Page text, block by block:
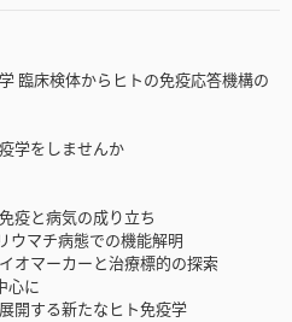
臨床検体からヒトの免疫応答機構の
学をしませんか
疫と病気の成り立ち
ウマチ病態での機能解明
オマーカーと治療標的の探索
心に
開する新たなヒト免疫学